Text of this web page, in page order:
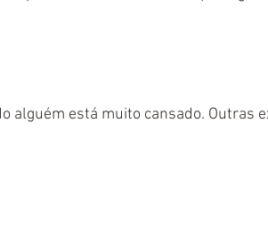
alguém está muito cansado. Outras